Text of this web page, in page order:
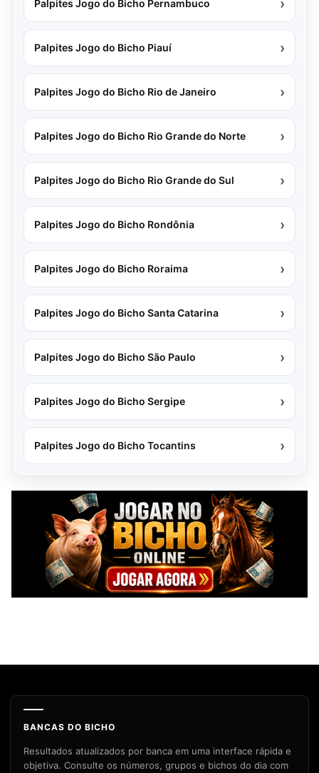
Palpites Jogo do Bicho Pernambuco ›
Palpites Jogo do Bicho Piauí ›
Palpites Jogo do Bicho Rio de Janeiro ›
Palpites Jogo do Bicho Rio Grande do Norte ›
Palpites Jogo do Bicho Rio Grande do Sul ›
Palpites Jogo do Bicho Rondônia ›
Palpites Jogo do Bicho Roraima ›
Palpites Jogo do Bicho Santa Catarina ›
Palpites Jogo do Bicho São Paulo ›
Palpites Jogo do Bicho Sergipe ›
Palpites Jogo do Bicho Tocantins ›
BANCAS DO BICHO
Resultados atualizados por banca em uma interface rápida e
objetiva. Consulte os números, grupos e bichos do dia com